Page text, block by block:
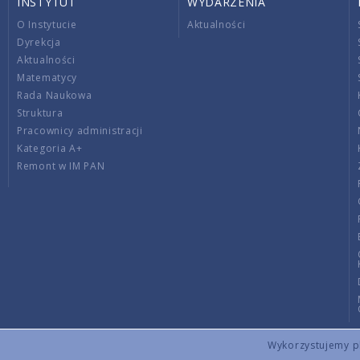
Wykorzystujemy
O Instytucie
Dyrekcja
Aktualności
Matematycy
Rada Naukowa
Struktura
Pracownicy administracji
Kategoria A+
Remont w IM PAN
Aktualności